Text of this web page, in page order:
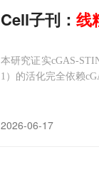
Cell子刊： 线
本研究证实cGAS-
1）的活化完全依赖
2026-06-17